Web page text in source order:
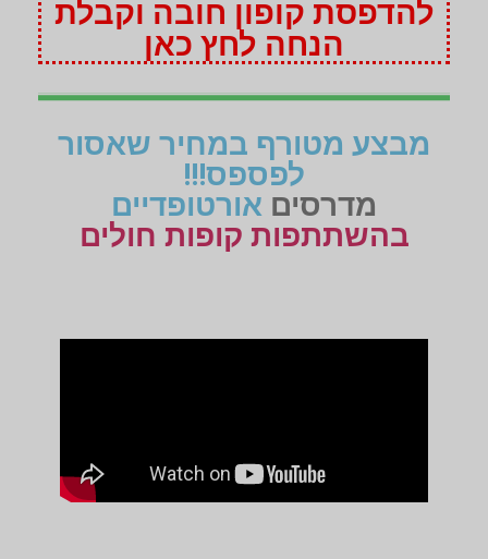
להדפסת קופון חובה וקבלת
הנחה לחץ כאן
מבצע מטורף במחיר שאסור
לפספס!!!
מדרסים אורטופדיים
בהשתתפות קופות חולים